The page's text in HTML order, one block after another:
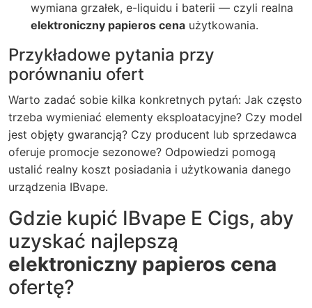
wymiana grzałek, e-liquidu i baterii — czyli realna
elektroniczny papieros cena użytkowania.
Przykładowe pytania przy
porównaniu ofert
Warto zadać sobie kilka konkretnych pytań: Jak często
trzeba wymieniać elementy eksploatacyjne? Czy model
jest objęty gwarancją? Czy producent lub sprzedawca
oferuje promocje sezonowe? Odpowiedzi pomogą
ustalić realny koszt posiadania i użytkowania danego
urządzenia IBvape.
Gdzie kupić IBvape E Cigs, aby
uzyskać najlepszą
elektroniczny papieros cena
ofertę?